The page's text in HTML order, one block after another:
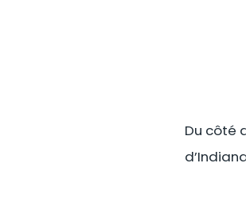
Du côté